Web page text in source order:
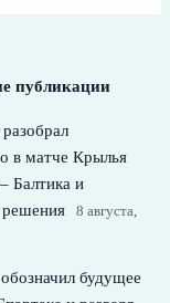
публикации
в матче Крылья
Балтика и
8 августа,
будущее